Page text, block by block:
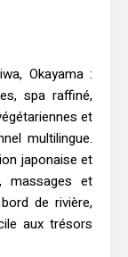
Okayama :
spa raffiné,
et
multilingue.
japonaise et
massages et
de rivière,
aux trésors